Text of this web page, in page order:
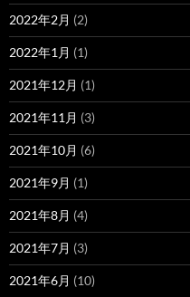
2022年2月 (2)
2022年1月 (1)
2021年12月 (1)
2021年11月 (3)
2021年10月 (6)
2021年9月 (1)
2021年8月 (4)
2021年7月 (3)
2021年6月 (10)